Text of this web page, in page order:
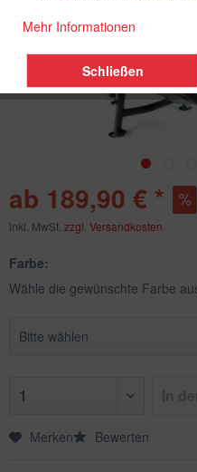
ab 189,90 € *
inkl. MwSt. zzgl. Versandkosten
Farbe:
Wähle die gewünschte Farbe
Merken Bewerten
Mehr Informationen
Schließen